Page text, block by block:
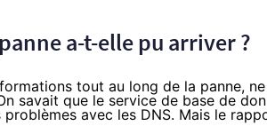
a-t-elle pu arriver ?
tout au long de la panne,
savait que le service de base de
avec les DNS. Mais le